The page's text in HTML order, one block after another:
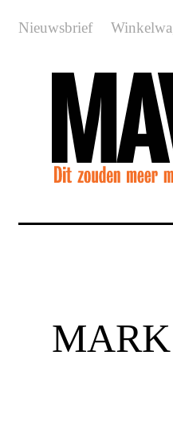
Nieuwsbrief